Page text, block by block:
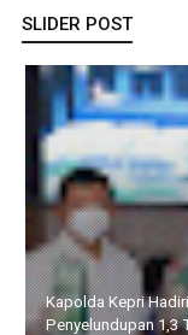
SLIDER POST
Kapolda Kepri
Penyelundupan 1,3